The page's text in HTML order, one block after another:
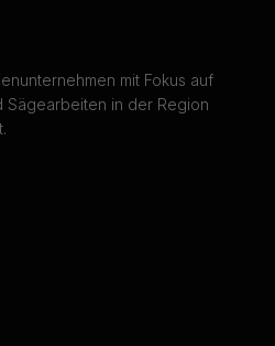
mit Fokus auf
Sägearbeiten in der Region